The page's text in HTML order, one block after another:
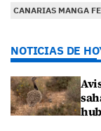
CANARIAS MANGA
NOTICIAS DE